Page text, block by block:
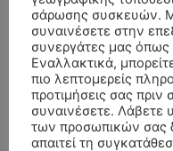
σάρωσης συσκευών.
συναινέσετε στην
συνεργάτες μας όπως
Εναλλακτικά,
πιο λεπτομερείς
προτιμήσεις σας πριν
συναινέσετε. Λάβετε
των προσωπικών σας
απαιτεί τη